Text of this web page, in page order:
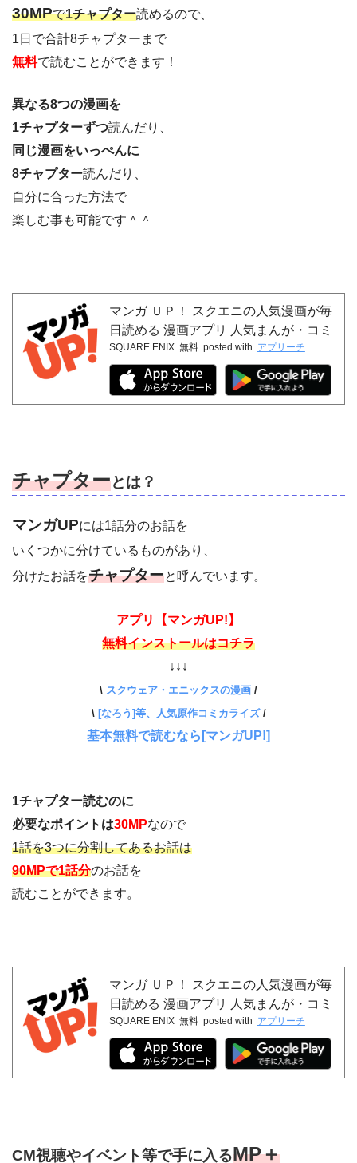
30MPで1チャプター読めるので、
1日で合計8チャプターまで
無料で読むことができます！
異なる8つの漫画を
1チャプターずつ読んだり、
同じ漫画をいっぺんに
8チャプター読んだり、
自分に合った方法で
楽しむ事も可能です＾＾
マンガ ＵＰ！ スクエニの人気漫画が毎
日読める 漫画アプリ 人気まんが・コミ
ックが無料
SQUARE ENIX 無料 posted with アプリーチ
チャプターとは？
マンガUPには1話分のお話を
いくつかに分けているものがあり、
分けたお話をチャプターと呼んでいます。
アプリ【マンガUP!】
無料インストールはコチラ
↓↓↓
\ スクウェア・エニックスの漫画 /
\ [なろう]等、人気原作コミカライズ/
基本無料で読むなら[マンガUP!]
1チャプター読むのに
必要なポイントは30MPなので
1話を3つに分割してあるお話は
90MPで1話分のお話を
読むことができます。
マンガ ＵＰ！ スクエニの人気漫画が毎
日読める 漫画アプリ 人気まんが・コミ
ックが無料
SQUARE ENIX 無料 posted with アプリーチ
CM視聴やイベント等で手に入るMP＋